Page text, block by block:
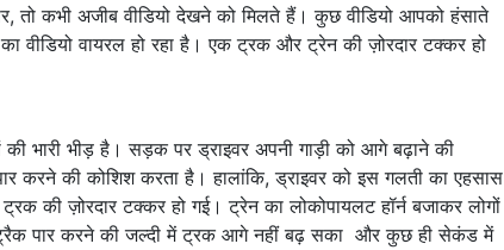
तो कभी अजीब वीडियो देखने को मिलते हैं। कुछ वीडियो आपको हंसाते
वायरल हो रहा है। एक ट्रक और ट्रेन की ज़ोरदार टक्कर हो
भारी भीड़ है। सड़क पर ड्राइवर अपनी गाड़ी को आगे बढ़ाने की
करने की कोशिश करता है। हालांकि, ड्राइवर को इस गलती का एहसास
की ज़ोरदार टक्कर हो गई। ट्रेन का लोकोपायलट हॉर्न बजाकर लोगों
पार करने की जल्दी में ट्रक आगे नहीं बढ़ सका और कुछ ही सेकंड में